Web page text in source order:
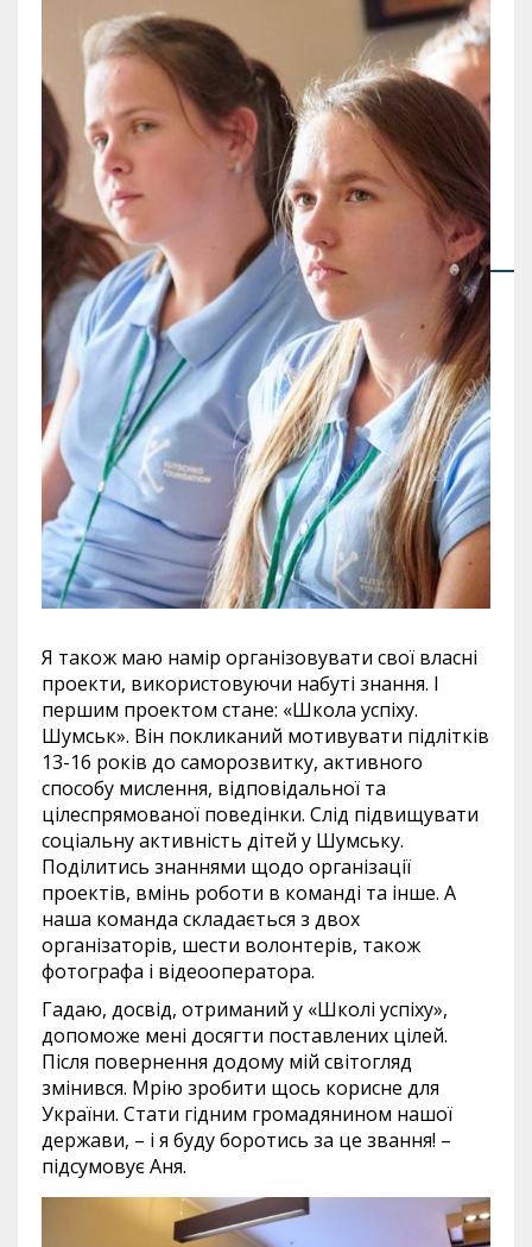
Я також маю намір організовувати свої власні
проекти, використовуючи набуті знання. І
першим проектом стане: «Школа успіху.
Шумськ». Він покликаний мотивувати підлітків
13-16 років до саморозвитку, активного
способу мислення, відповідальної та
цілеспрямованої поведінки. Слід підвищувати
соціальну активність дітей у Шумську.
Поділитись знаннями щодо організації
проектів, вмінь роботи в команді та інше. А
наша команда складається з двох
організаторів, шести волонтерів, також
фотографа і відеооператора.
Гадаю, досвід, отриманий у «Школі успіху»,
допоможе мені досягти поставлених цілей.
Після повернення додому мій світогляд
змінився. Мрію зробити щось корисне для
України. Стати гідним громадянином нашої
держави, – і я буду боротись за це звання! –
підсумовує Аня.